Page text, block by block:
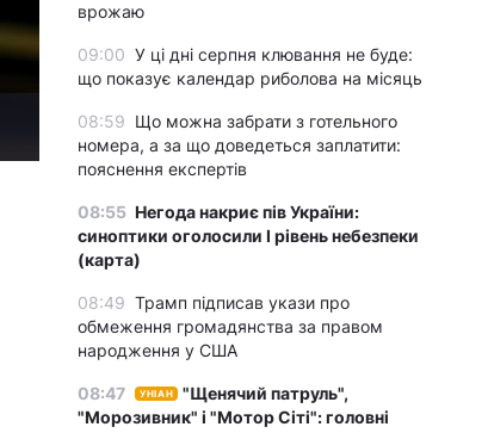
врожаю
09:00 У ці дні серпня клювання не буде:
що показує календар риболова на місяць
08:59 Що можна забрати з готельного
номера, а за що доведеться заплатити:
пояснення експертів
08:55 Негода накриє пів України:
синоптики оголосили І рівень небезпеки
(карта)
08:49 Трамп підписав укази про
обмеження громадянства за правом
народження у США
08:47 УНІАН
"Щенячий патруль",
"Морозивник" і "Мотор Сіті": головні